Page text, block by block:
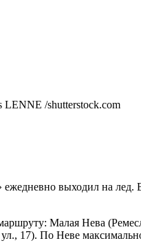
ежедневно выходил на
Малая Нева
17). По Неве